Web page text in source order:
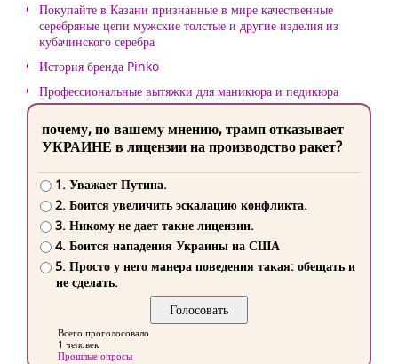
Покупайте в Казани признанные в мире качественные
серебряные цепи мужские толстые и другие изделия из
кубачинского серебра
История бренда Pinko
Профессиональные вытяжки для маникюра и педикюра
почему, по вашему мнению, трамп отказывает
УКРАИНЕ в лицензии на производство ракет?
1. Уважает Путина.
2. Боится увеличить эскалацию конфликта.
3. Никому не дает такие лицензии.
4. Боится нападения Украины на США
5. Просто у него манера поведения такая: обещать и
не сделать.
Всего проголосовало
1 человек
Прошлые опросы